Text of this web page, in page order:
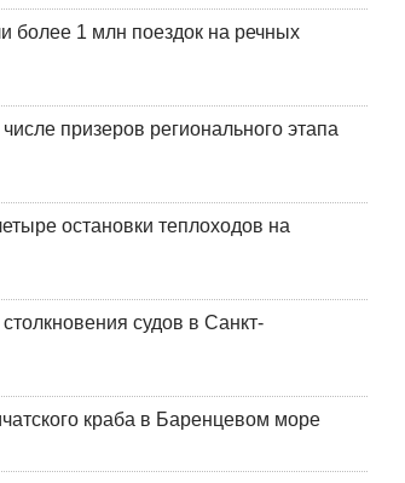
более 1 млн поездок на речных
призеров регионального этапа
остановки теплоходов на
судов в Санкт-
краба в Баренцевом море